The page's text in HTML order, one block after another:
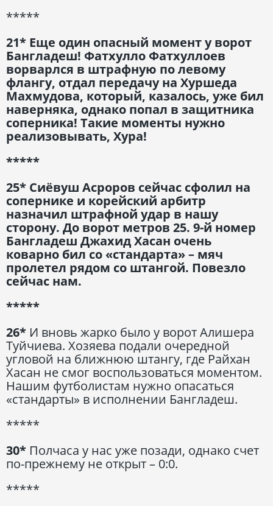
*****
21* Еще один опасный момент у ворот
Бангладеш! Фатхулло Фатхуллоев
ворварлся в штрафную по левому
флангу, отдал передачу на Хуршеда
Махмудова, который, казалось, уже бил
наверняка, однако попал в защитника
соперника! Такие моменты нужно
реализовывать, Хура!
*****
25* Сиёвуш Асроров сейчас сфолил на
сопернике и корейский арбитр
назначил штрафной удар в нашу
сторону. До ворот метров 25. 9-й номер
Бангладеш Джахид Хасан очень
коварно бил со «стандарта» – мяч
пролетел рядом со штангой. Повезло
сейчас нам.
*****
26* И вновь жарко было у ворот Алишера
Туйчиева. Хозяева подали очередной
угловой на ближнюю штангу, где Райхан
Хасан не смог воспользоваться моментом.
Нашим футболистам нужно опасаться
«стандарты» в исполнении Бангладеш.
*****
30* Полчаса у нас уже позади, однако счет
по-прежнему не открыт – 0:0.
*****